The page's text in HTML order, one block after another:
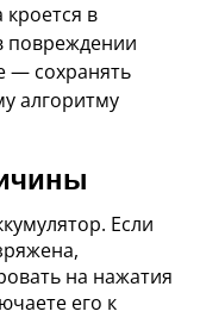
в
повреждении
— сохранять
алгоритму
Если
на нажатия
его к